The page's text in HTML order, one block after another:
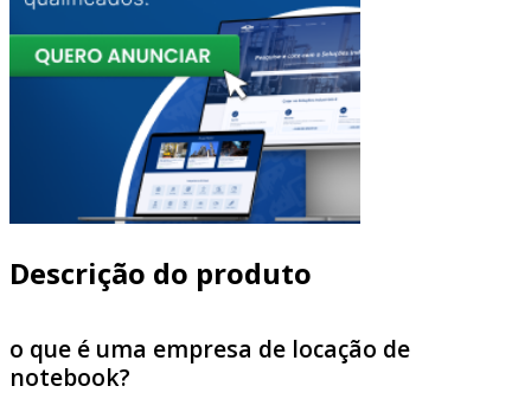
Descrição do produto
o que é uma empresa de locação de
notebook?